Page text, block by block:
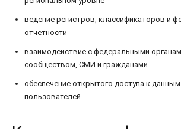
ведение регистров, классификаторов и
отчётности
взаимодействие с федеральными
сообществом, СМИ и гражданами
обеспечение открытого доступа к
пользователей